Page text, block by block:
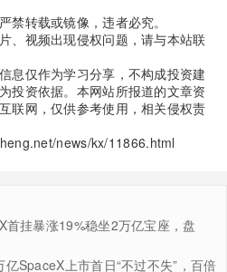
禁转载或镜像，违者必究。
、视频出现侵权问题，请与本站联
息仅作为学习分享，不构成投资建
投资依据。本网站所报道的文章资
联网，仅供参考使用，相关侵权责
news/kx/11866.html
挂暴涨19%稳坐2万亿宝座，盘
SpaceX上市首日“不过不失”，百倍